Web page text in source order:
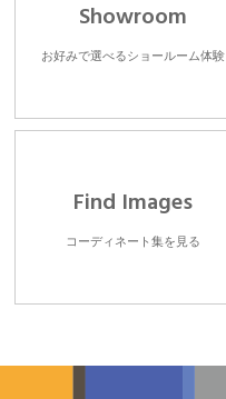
Showroom
お好みで選べるショールーム体験
Find Images
コーディネート集を見る